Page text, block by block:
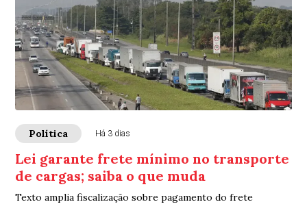
Política Há 3 dias
Lei garante frete mínimo no transporte
de cargas; saiba o que muda
Texto amplia fiscalização sobre pagamento do frete